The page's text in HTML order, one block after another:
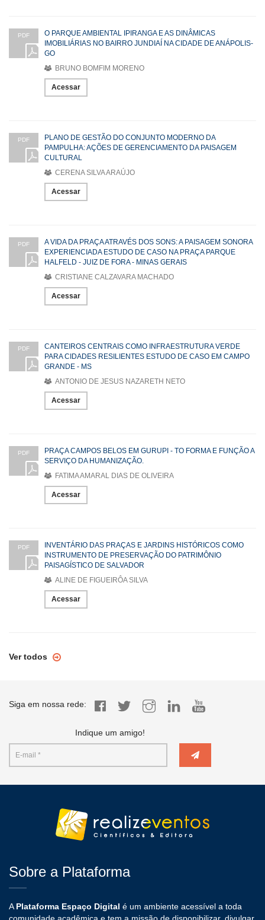
PDF
O PARQUE AMBIENTAL IPIRANGA E AS DINÂMICAS
IMOBILIÁRIAS NO BAIRRO JUNDIAÍ NA CIDADE DE ANÁPOLIS-
GO
BRUNO BOMFIM MORENO
Acessar
PDF
PLANO DE GESTÃO DO CONJUNTO MODERNO DA
PAMPULHA: AÇÕES DE GERENCIAMENTO DA PAISAGEM
CULTURAL
CERENA SILVA ARAÚJO
Acessar
PDF
A VIDA DA PRAÇA ATRAVÉS DOS SONS: A PAISAGEM SONORA
EXPERIENCIADA ESTUDO DE CASO NA PRAÇA PARQUE
HALFELD - JUIZ DE FORA - MINAS GERAIS
CRISTIANE CALZAVARA MACHADO
Acessar
PDF
CANTEIROS CENTRAIS COMO INFRAESTRUTURA VERDE
PARA CIDADES RESILIENTES ESTUDO DE CASO EM CAMPO
GRANDE - MS
ANTONIO DE JESUS NAZARETH NETO
Acessar
PDF
PRAÇA CAMPOS BELOS EM GURUPI - TO FORMA E FUNÇÃO A
SERVIÇO DA HUMANIZAÇÃO.
FATIMA AMARAL DIAS DE OLIVEIRA
Acessar
PDF
INVENTÁRIO DAS PRAÇAS E JARDINS HISTÓRICOS COMO
INSTRUMENTO DE PRESERVAÇÃO DO PATRIMÔNIO
PAISAGÍSTICO DE SALVADOR
ALINE DE FIGUEIRÔA SILVA
Acessar
Ver todos
Siga em nossa rede:
Indique um amigo!
Sobre a Plataforma
A Plataforma Espaço Digital é um ambiente acessível a toda